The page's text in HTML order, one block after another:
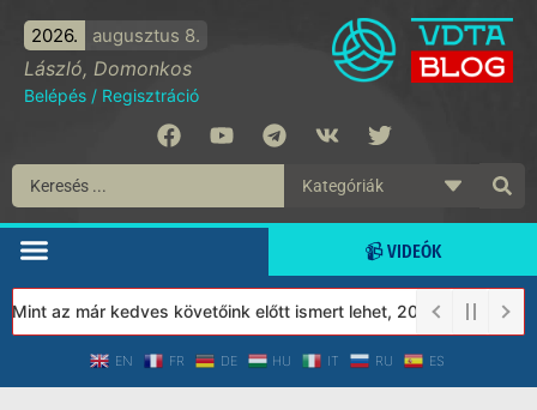
2026. augusztus 8.
László, Domonkos
Belépés / Regisztráció
📹 VIDEÓK
az már kedves követőink előtt ismert lehet, 2023-tól a Védett
EN FR DE HU IT RU ES